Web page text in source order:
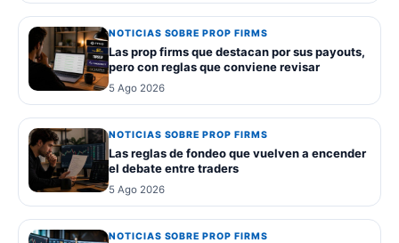
NOTICIAS SOBRE PROP FIRMS
Las prop firms que destacan por sus payouts,
pero con reglas que conviene revisar
5 Ago 2026
NOTICIAS SOBRE PROP FIRMS
Las reglas de fondeo que vuelven a encender
el debate entre traders
5 Ago 2026
NOTICIAS SOBRE PROP FIRMS